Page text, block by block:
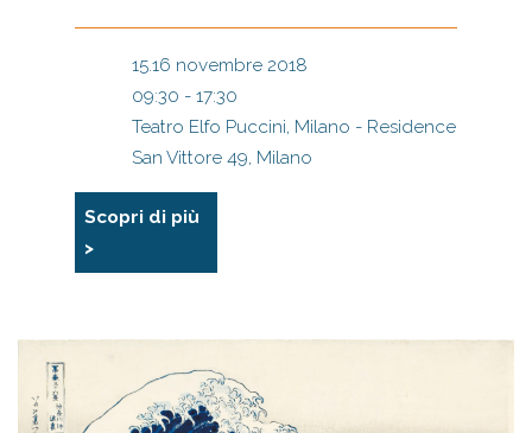
15.16 novembre 2018
09:30 - 17:30
Teatro Elfo Puccini, Milano - Residence
San Vittore 49, Milano
Scopri di più
>